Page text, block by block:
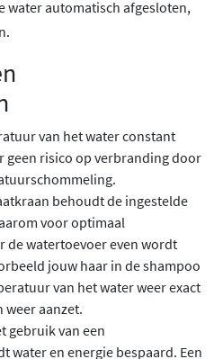
water automatisch afgesloten,
van het water constant
risico op verbranding door
behoudt de ingestelde
voor optimaal
de watertoevoer even wordt
jouw haar in de shampoo
van het water weer exact
weer aanzet.
gebruik van een
water en energie bespaard. Een